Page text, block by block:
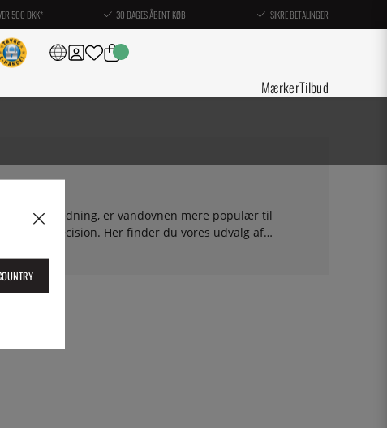
500 DKK* 30 DAGES ÅBENT KØB SIKRE BETALINGER
MærkerTilbud
tilberedning, er vandovnen mere populær til
Her finder du vores udvalg af